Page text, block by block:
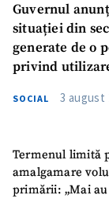
Guvernul
situației din
generate de o
privind
SOCIAL 3 august
Termenul limită
amalgamare
primării: „Mai au